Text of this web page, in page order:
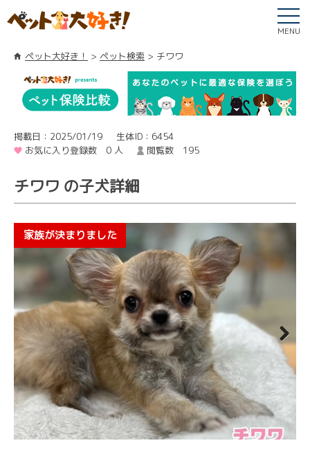
MENU
ペット大好き！ ペット検索 チワワ
掲載日：2025/01/19
生体ID：6454
お気に入り登録数 0 人
閲覧数 195
チワワ の子犬詳細
Next